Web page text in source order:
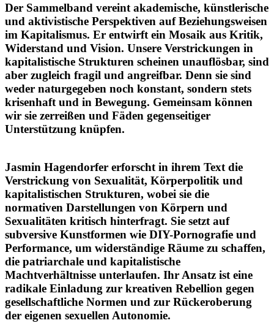
Der Sammelband vereint akademische, künstlerische
und aktivistische Perspektiven auf Beziehungsweisen
im Kapitalismus. Er entwirft ein Mosaik aus Kritik,
Widerstand und Vision. Unsere Verstrickungen in
kapitalistische Strukturen scheinen unauflösbar, sind
aber zugleich fragil und angreifbar. Denn sie sind
weder naturgegeben noch konstant, sondern stets
krisenhaft und in Bewegung. Gemeinsam können
wir sie zerreißen und Fäden gegenseitiger
Unterstützung knüpfen.
Jasmin Hagendorfer erforscht in ihrem Text die
Verstrickung von Sexualität, Körperpolitik und
kapitalistischen Strukturen, wobei sie die
normativen Darstellungen von Körpern und
Sexualitäten kritisch hinterfragt. Sie setzt auf
subversive Kunstformen wie DIY-Pornografie und
Performance, um widerständige Räume zu schaffen,
die patriarchale und kapitalistische
Machtverhältnisse unterlaufen. Ihr Ansatz ist eine
radikale Einladung zur kreativen Rebellion gegen
gesellschaftliche Normen und zur Rückeroberung
der eigenen sexuellen Autonomie.